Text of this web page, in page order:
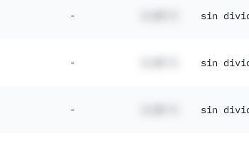
- sin
- sin
- sin